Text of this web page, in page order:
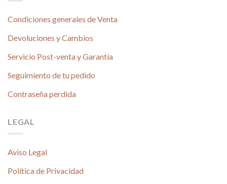
Condiciones generales de Venta
Devoluciones y Cambios
Servicio Post-venta y Garantía
Seguimiento de tu pedido
Contraseña perdida
LEGAL
Aviso Legal
Política de Privacidad